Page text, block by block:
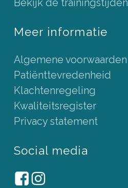
Bekijk de trainingstijden
Meer informatie
Algemene voorwaarden
Patiënttevredenheid
Klachtenregeling
Kwaliteitsregister
Privacy statement
Social media